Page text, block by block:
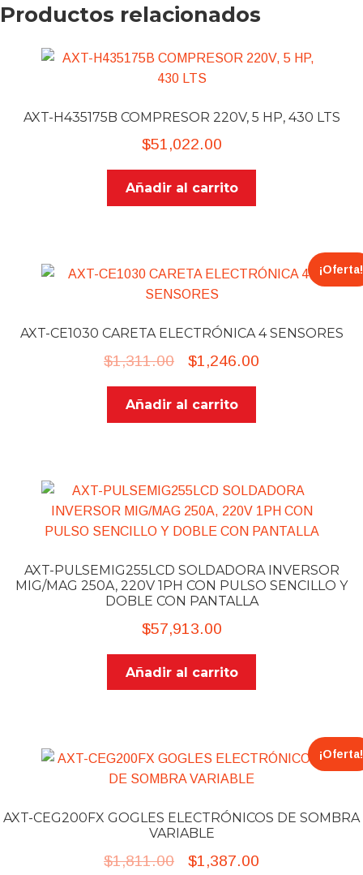
Productos relacionados
AXT-H435175B COMPRESOR 220V, 5 HP, 430 LTS
$51,022.00
Añadir al carrito
AXT-CE1030 CARETA ELECTRÓNICA 4 SENSORES
¡Oferta!
$1,311.00
Original
price
was:
$1,246.00Current
Añadir al carrito
AXT-PULSEMIG255LCD SOLDADORA INVERSOR
MIG/MAG 250A, 220V 1PH CON PULSO SENCILLO Y
DOBLE CON PANTALLA
$57,913.00
Añadir al carrito
AXT-CEG200FX GOGLES ELECTRÓNICOS DE SOMBRA
VARIABLE
¡Oferta!
$1,811.00
Original
$1,387.00Current